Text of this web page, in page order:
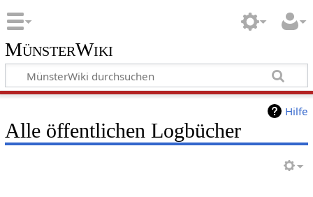
MünsterWiki
Hilfe
Alle öffentlichen Logbücher